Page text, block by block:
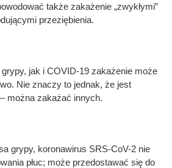
także zakażenie „zwykłymi”
przeziębienia.
jak i COVID-19 zakażenie może
Nie znaczy to jednak, że jest
można zakażać innych.
grypy, koronawirus SRS-CoV-2 nie
płuc; może przedostawać się do